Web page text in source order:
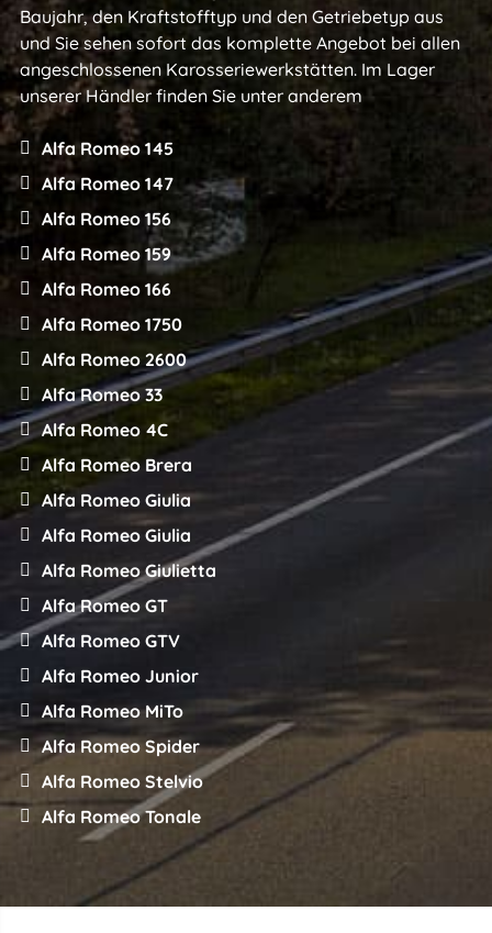
Baujahr, den Kraftstofftyp und den Getriebetyp aus
und Sie sehen sofort das komplette Angebot bei allen
angeschlossenen Karosseriewerkstätten. Im Lager
unserer Händler finden Sie unter anderem
Alfa Romeo 145
Alfa Romeo 147
Alfa Romeo 156
Alfa Romeo 159
Alfa Romeo 166
Alfa Romeo 1750
Alfa Romeo 2600
Alfa Romeo 33
Alfa Romeo 4C
Alfa Romeo Brera
Alfa Romeo Giulia
Alfa Romeo Giulia
Alfa Romeo Giulietta
Alfa Romeo GT
Alfa Romeo GTV
Alfa Romeo Junior
Alfa Romeo MiTo
Alfa Romeo Spider
Alfa Romeo Stelvio
Alfa Romeo Tonale